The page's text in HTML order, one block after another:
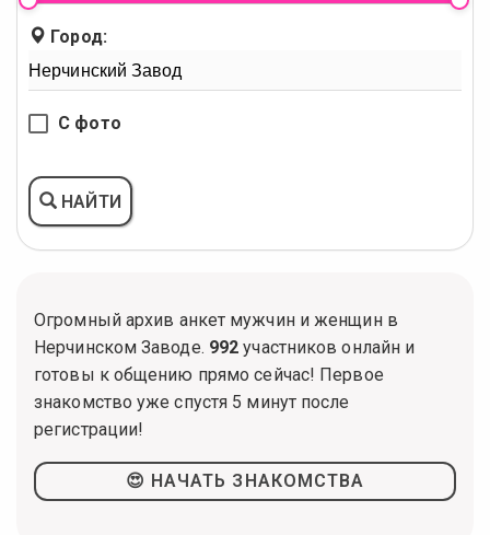
Город:
С фото
НАЙТИ
Огромный архив анкет мужчин и женщин в
Нерчинском Заводе. 992 участников онлайн и
готовы к общению прямо сейчас! Первое
знакомство уже спустя 5 минут после
регистрации!
😍 НАЧАТЬ ЗНАКОМСТВА